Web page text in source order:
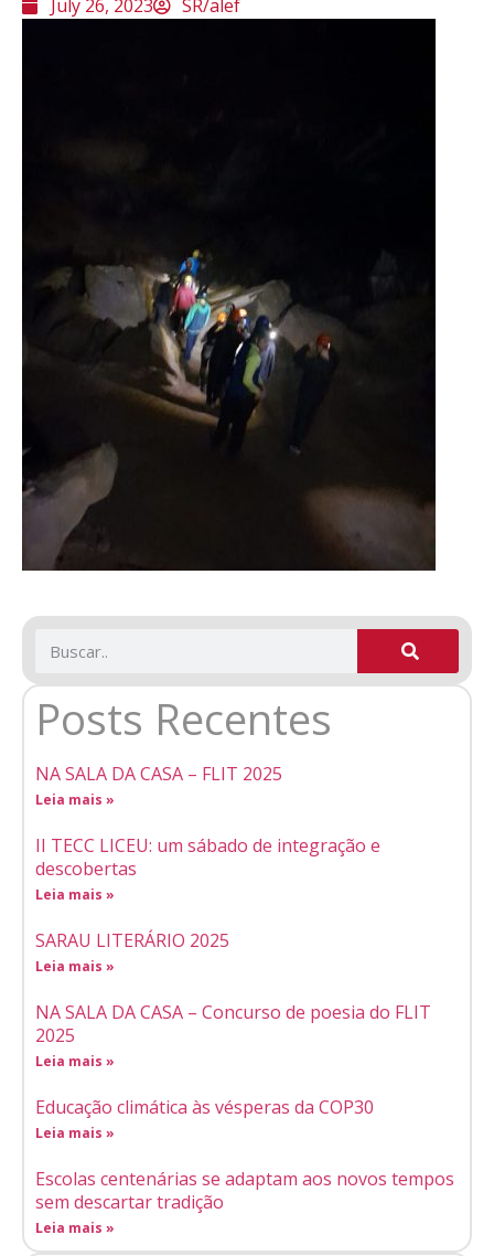
July 26, 2023 SR/alef
Posts Recentes
NA SALA DA CASA – FLIT 2025
Leia mais »
II TECC LICEU: um sábado de integração e
descobertas
Leia mais »
SARAU LITERÁRIO 2025
Leia mais »
NA SALA DA CASA – Concurso de poesia do FLIT
2025
Leia mais »
Educação climática às vésperas da COP30
Leia mais »
Escolas centenárias se adaptam aos novos tempos
sem descartar tradição
Leia mais »